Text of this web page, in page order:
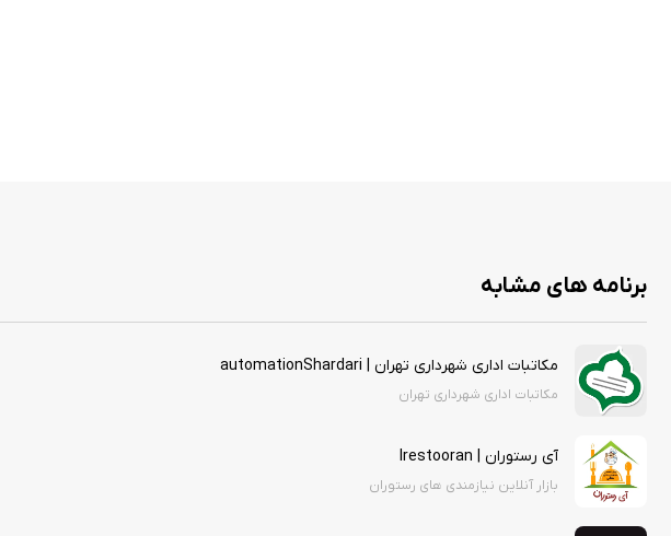
برنامه های مشابه
مکاتبات اداری شهرداری تهران | automationShardari
مکاتبات اداری شهرداری تهران
آی رستوران | Irestooran
بازار آنلاین نیازمندی های رستوران